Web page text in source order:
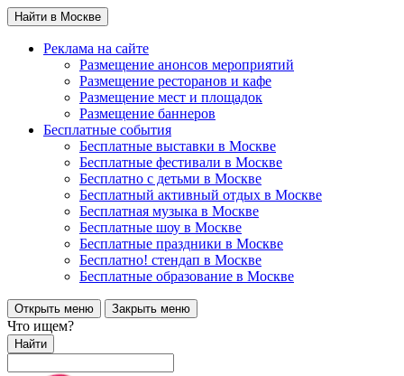
Найти в Москве
Реклама на сайте
Размещение анонсов мероприятий
Размещение ресторанов и кафе
Размещение мест и площадок
Размещение баннеров
Бесплатные события
Бесплатные выставки в Москве
Бесплатные фестивали в Москве
Бесплатно с детьми в Москве
Бесплатный активный отдых в Москве
Бесплатная музыка в Москве
Бесплатные шоу в Москве
Бесплатные праздники в Москве
Бесплатно! стендап в Москве
Бесплатные образование в Москве
Открыть меню Закрыть меню
Что ищем?
Найти